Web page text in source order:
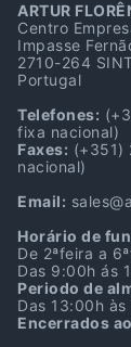
ARTUR
Centro
Impasse
2710-264
Portugal
Telefones:
fixa nacional)
Faxes: (+351)
nacional)
Email:
Horário de
De 2ªfeira a
Das 9:00h ás
Periodo de
Das 13:00h às
Encerrados